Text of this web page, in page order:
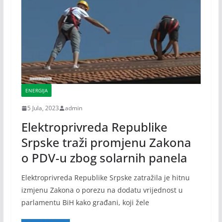
ENERGIJA
5 Jula, 2023 admin
Elektroprivreda Republike
Srpske traži promjenu Zakona
o PDV-u zbog solarnih panela
Elektroprivreda Republike Srpske zatražila je hitnu
izmjenu Zakona o porezu na dodatu vrijednost u
parlamentu BiH kako građani, koji žele